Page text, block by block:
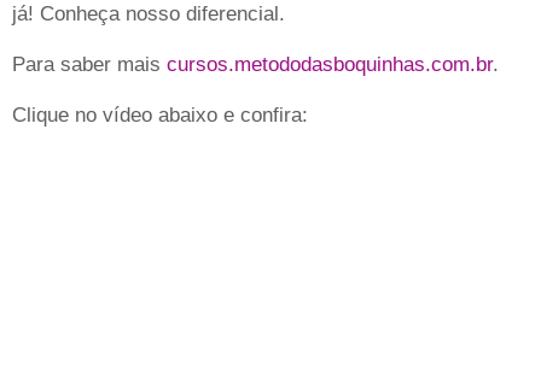
já! Conheça nosso diferencial.
Para saber mais cursos.metododasboquinhas.com.br.
Clique no vídeo abaixo e confira: